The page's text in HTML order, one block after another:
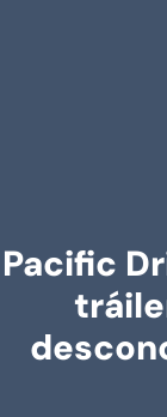
Pacific